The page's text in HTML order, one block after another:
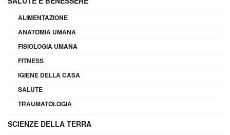
ALIMENTAZIONE
ANATOMIA UMANA
FISIOLOGIA UMANA
FITNESS
IGIENE DELLA CASA
SALUTE
TRAUMATOLOGIA
SCIENZE DELLA TERRA